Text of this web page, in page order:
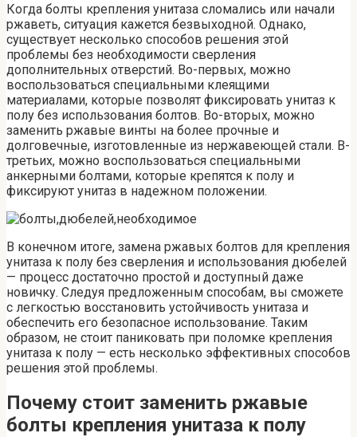
Когда болты крепления унитаза сломались или начали
ржаветь, ситуация кажется безвыходной. Однако,
существует несколько способов решения этой
проблемы без необходимости сверления
дополнительных отверстий. Во-первых, можно
воспользоваться специальными клеящими
материалами, которые позволят фиксировать унитаз к
полу без использования болтов. Во-вторых, можно
заменить ржавые винты на более прочные и
долговечные, изготовленные из нержавеющей стали. В-
третьих, можно воспользоваться специальными
анкерными болтами, которые крепятся к полу и
фиксируют унитаз в надежном положении.
В конечном итоге, замена ржавых болтов для крепления
унитаза к полу без сверления и использования дюбелей
— процесс достаточно простой и доступный даже
новичку. Следуя предложенным способам, вы сможете
с легкостью восстановить устойчивость унитаза и
обеспечить его безопасное использование. Таким
образом, не стоит паниковать при поломке крепления
унитаза к полу — есть несколько эффективных способов
решения этой проблемы.
Почему стоит заменить ржавые
болты крепления унитаза к полу